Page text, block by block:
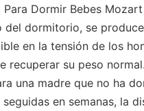
Para Dormir Bebes
del dormitorio, se
en la tensión de los
recuperar su peso
una madre que no ha
en semanas, la